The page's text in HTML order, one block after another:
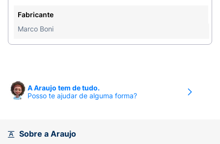
Fabricante
Marco Boni
A Araujo tem de tudo.
Posso te ajudar de alguma forma?
Sobre a Araujo